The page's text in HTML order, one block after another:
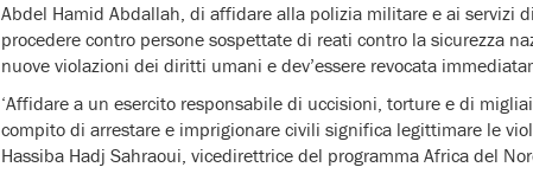
Abdel Hamid Abdallah, di affidare alla polizia militare e ai servizi
procedere contro persone sospettate di reati contro la sicurezza
nuove violazioni dei diritti umani e dev’essere revocata
‘Affidare a un esercito responsabile di uccisioni, torture e di
compito di arrestare e imprigionare civili significa legittimare le
Hassiba Hadj Sahraoui, vicedirettrice del programma Africa del